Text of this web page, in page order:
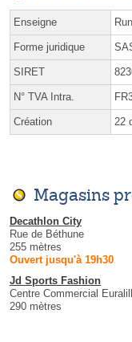
Enseigne
Forme juridique
SIRET
N° TVA Intra.
Création 22
Magasins
Decathlon City
Rue de Béthune
255 mètres
Ouvert jusqu'à 19h30
Jd Sports Fashion
Centre Commercial
290 mètres